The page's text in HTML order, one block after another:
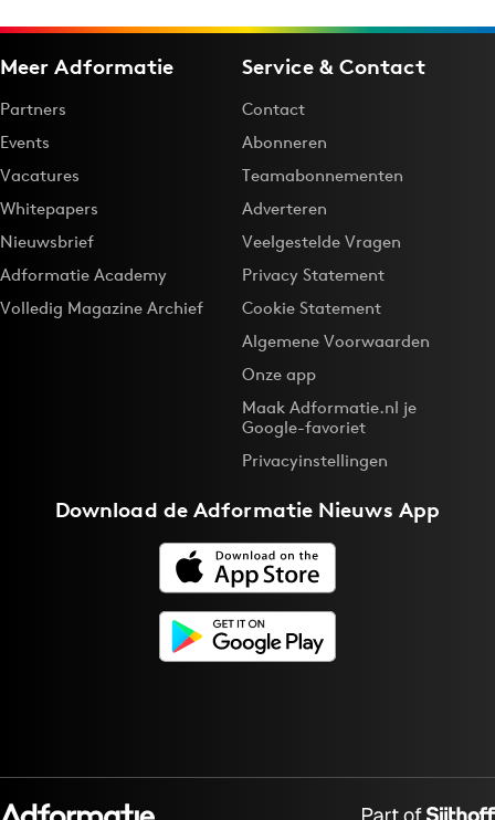
Meer Adformatie
Partners
Events
Vacatures
Whitepapers
Nieuwsbrief
Adformatie Academy
Volledig Magazine Archief
Service & Contact
Contact
Abonneren
Teamabonnementen
Adverteren
Veelgestelde Vragen
Privacy Statement
Cookie Statement
Algemene Voorwaarden
Onze app
Maak Adformatie.nl je
Google-favoriet
Privacyinstellingen
Download deAdformatie Nieuws App